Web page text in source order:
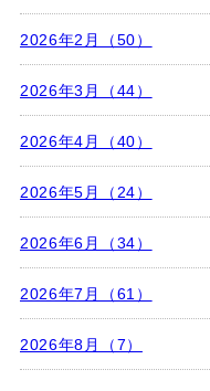
2026年2月（50）
2026年3月（44）
2026年4月（40）
2026年5月（24）
2026年6月（34）
2026年7月（61）
2026年8月（7）